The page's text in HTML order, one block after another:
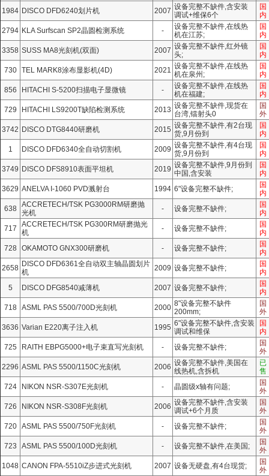
1984 DISCO DFD6240划片机 2007 设备完整不缺件,含安装
调试+维保6个
国
内
2794 KLA Surfscan SP2晶圆检测系统 -
设备完整不缺件,在线热
机在江苏;
国
内
3358 SUSS MA8光刻机(双面) 2007 设备完整不缺件,红外镜
头;
国
内
730
TEL MARK8涂布显影机(4D) 2021 设备完整不缺件,在线热
机在泉州;
国
内
856
HITACHI S-5200扫描电子显微镜 -
设备完整不缺件,在线热
机在福建;
国
内
729
HITACHI LS9200T缺陷检测系统 2013 设备完整不缺件,现货在
台湾,镭射头0
国
外
3742 DISCO DTG8440研磨机 2015 设备完整不缺件,有2台现
货,9月份到
国
内
1
DISCO DFD6340全自动切割机 2009 设备完整不缺件,有4台现
货,9月份到
国
内
3749 DISCO DFS8910表面平坦机 2019 设备完整不缺件,9月份到
中国,含安装
国
内
3629 ANELVA I-1060 PVD溅射台 1994 6"设备完整不缺件;
国
内
638
ACCRETECH/TSK PG3000RM研磨抛
光机
- 设备完整不缺件;
国
内
717
ACCRETECH/TSK PG300RM研磨抛光
机
- 设备完整不缺件;
国
内
728
OKAMOTO GNX300研磨机 - 设备完整不缺件;
国
内
2658 DISCO DFD6361全自动双主轴晶圆划片
机
2009 设备完整不缺件;
国
内
5
DISCO DFG8540减薄机 2007 设备完整不缺件;
国
内
718
ASML PAS 5500/700D光刻机 2000 8"设备完整不缺件
200mm;
国
外
3636 Varian E220离子注入机 1995 6"设备完整不缺件,含安装
调试和维保
国
内
725
RAITH EBPG5000+电子束直写光刻机 - 设备完整不缺件;
国
外
2296 ASML PAS 5500/1150C光刻机 2006 设备完整不缺件,美国在
线热机,含拆机
已
售
724
NIKON NSR-S307E光刻机 - 晶圆级x轴有问题;
国
外
726
NIKON NSR-S308F光刻机 2006 设备完整不缺件,含安装
调试+6个月质
国
外
720
ASML PAS 5500/750F光刻机 - 设备完整不缺件;
国
外
723
ASML PAS 5500/100D光刻机 - 设备完整不缺件,在美国;
国
外
1048 CANON FPA-5510iZ步进式光刻机 2007 设备无硬盘,有4台现货;
国
外